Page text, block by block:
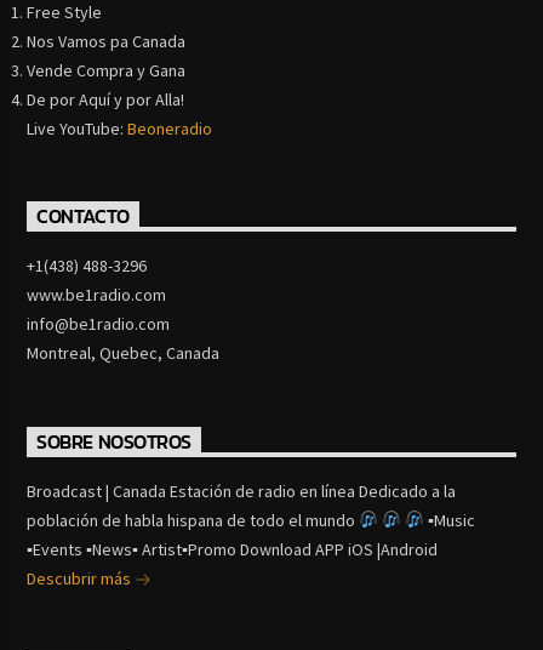
Free Style
Nos Vamos pa Canada
Vende Compra y Gana
De por Aquí y por Alla!
Live YouTube:Beoneradio
CONTACTO
+1(438) 488-3296
www.be1radio.com
info@be1radio.com
Montreal, Quebec, Canada
SOBRE NOSOTROS
Broadcast | Canada Estación de radio en línea Dedicado a la
población de habla hispana de todo el mundo
▪Music
▪Events ▪News▪ Artist▪Promo Download APP iOS |Android
Descubrir más